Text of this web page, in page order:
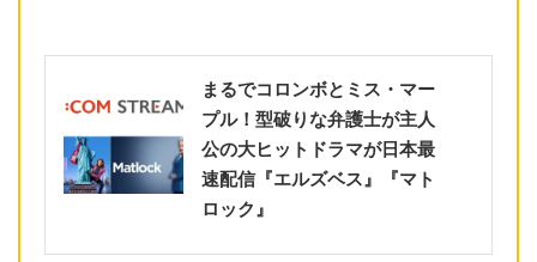
まるでコロンボとミス・マー
プル！型破りな弁護士が主人
公の大ヒットドラマが日本最
速配信『エルズベス』『マト
ロック』